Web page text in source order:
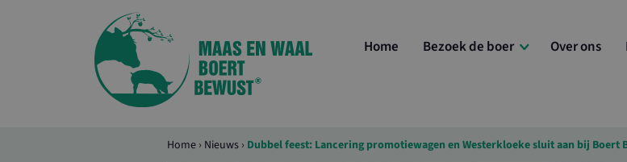
Home Bezoek de boer Over ons
Home › Nieuws › Dubbel feest: Lancering promotiewagen en Westerkloeke sluit aan bij Boert